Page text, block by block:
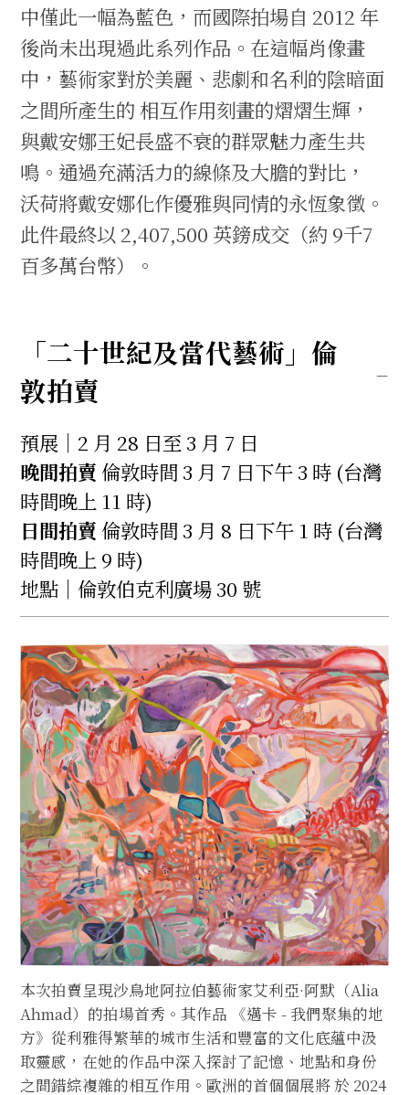
中僅此一幅為藍色，而國際拍場自 2012 年
後尚未出現過此系列作品。在這幅肖像畫
中，藝術家對於美麗、悲劇和名利的陰暗面
之間所產生的 相互作用刻畫的熠熠生輝，
與戴安娜王妃長盛不衰的群眾魅力產生共
鳴。通過充滿活力的線條及大膽的對比，
沃荷將戴安娜化作優雅與同情的永恆象徵。
此件最終以 2,407,500 英鎊成交（約 9千7
百多萬台幣）。
「二十世紀及當代藝術」倫
敦拍賣
預展｜2 月 28 日至 3 月 7 日
晚間拍賣 倫敦時間 3 月 7 日下午 3 時 (台灣
時間晚上 11 時)
日間拍賣 倫敦時間 3 月 8 日下午 1 時 (台灣
時間晚上 9 時)
地點｜倫敦伯克利廣場 30 號
本次拍賣呈現沙鳥地阿拉伯藝術家艾利亞·阿默（Alia
Ahmad）的拍場首秀。其作品 《邁卡 - 我們聚集的地
方》從利雅得繁華的城市生活和豐富的文化底蘊中汲
取靈感，在她的作品中深入探討了記憶、地點和身份
之間錯綜複雜的相互作用。歐洲的首個個展將 於 2024